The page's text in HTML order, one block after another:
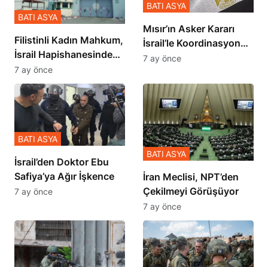
Filistinli Kadın Mahkum,
İsrail Hapishanesindeki
Zulmü Anlattı
BATI ASYA
7 ay önce
Mısır’ın Asker Kararı
İsrail’le Koordinasyon
İçinde Gerçekleşmiş
BATI ASYA
7 ay önce
İsrail’den Doktor Ebu
Safiya’ya Ağır İşkence
BATI ASYA
7 ay önce
İran Meclisi, NPT’den
Çekilmeyi Görüşüyor
BATI ASYA
7 ay önce